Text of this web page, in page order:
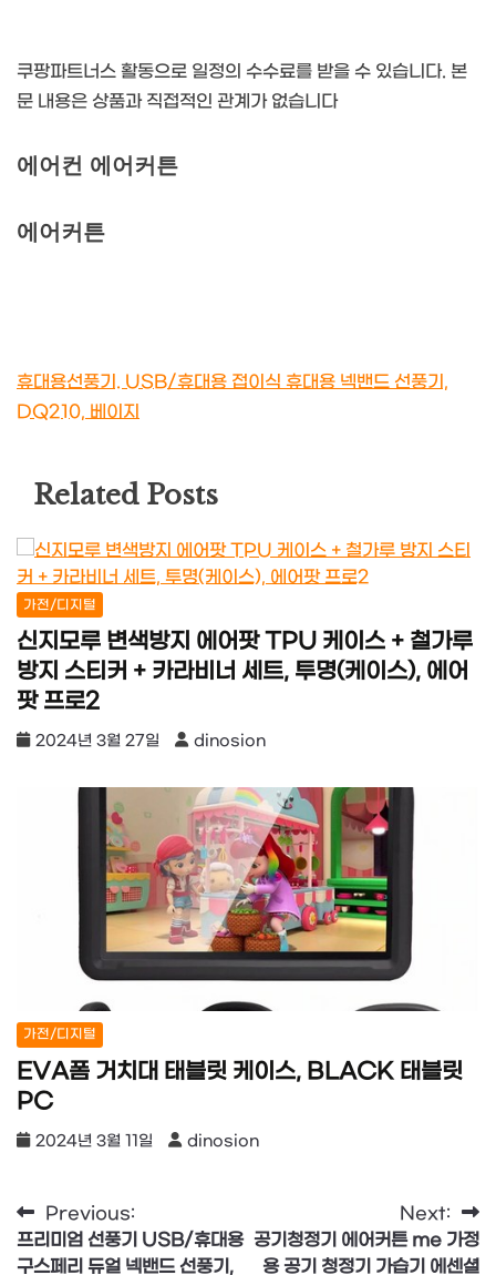
쿠팡파트너스 활동으로 일정의 수수료를 받을 수 있습니다. 본
문 내용은 상품과 직접적인 관계가 없습니다
에어컨 에어커튼
에어커튼
휴대용선풍기. USB/휴대용 접이식 휴대용 넥밴드 선풍기,
DQ210, 베이지
Related Posts
가전/디지털
신지모루 변색방지 에어팟 TPU 케이스 + 철가루
방지 스티커 + 카라비너 세트, 투명(케이스), 에어
팟 프로2
2024년 3월 27일 dinosion
가전/디지털
EVA폼 거치대 태블릿 케이스, BLACK 태블릿
PC
2024년 3월 11일 dinosion
글
탐
Previous:
프리미엄 선풍기 USB/휴대용
구스페리 듀얼 넥밴드 선풍기,
Next:
공기청정기 에어커튼 me 가정
용 공기 청정기 가습기 에센셜